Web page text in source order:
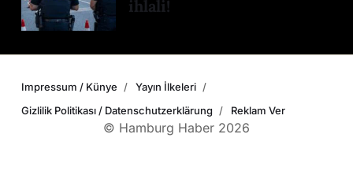
ihlali!
© Hamburg Haber 2026
Impressum / Künye
Yayın İlkeleri
Gizlilik Politikası / Datenschutzerklärung
Reklam Ver